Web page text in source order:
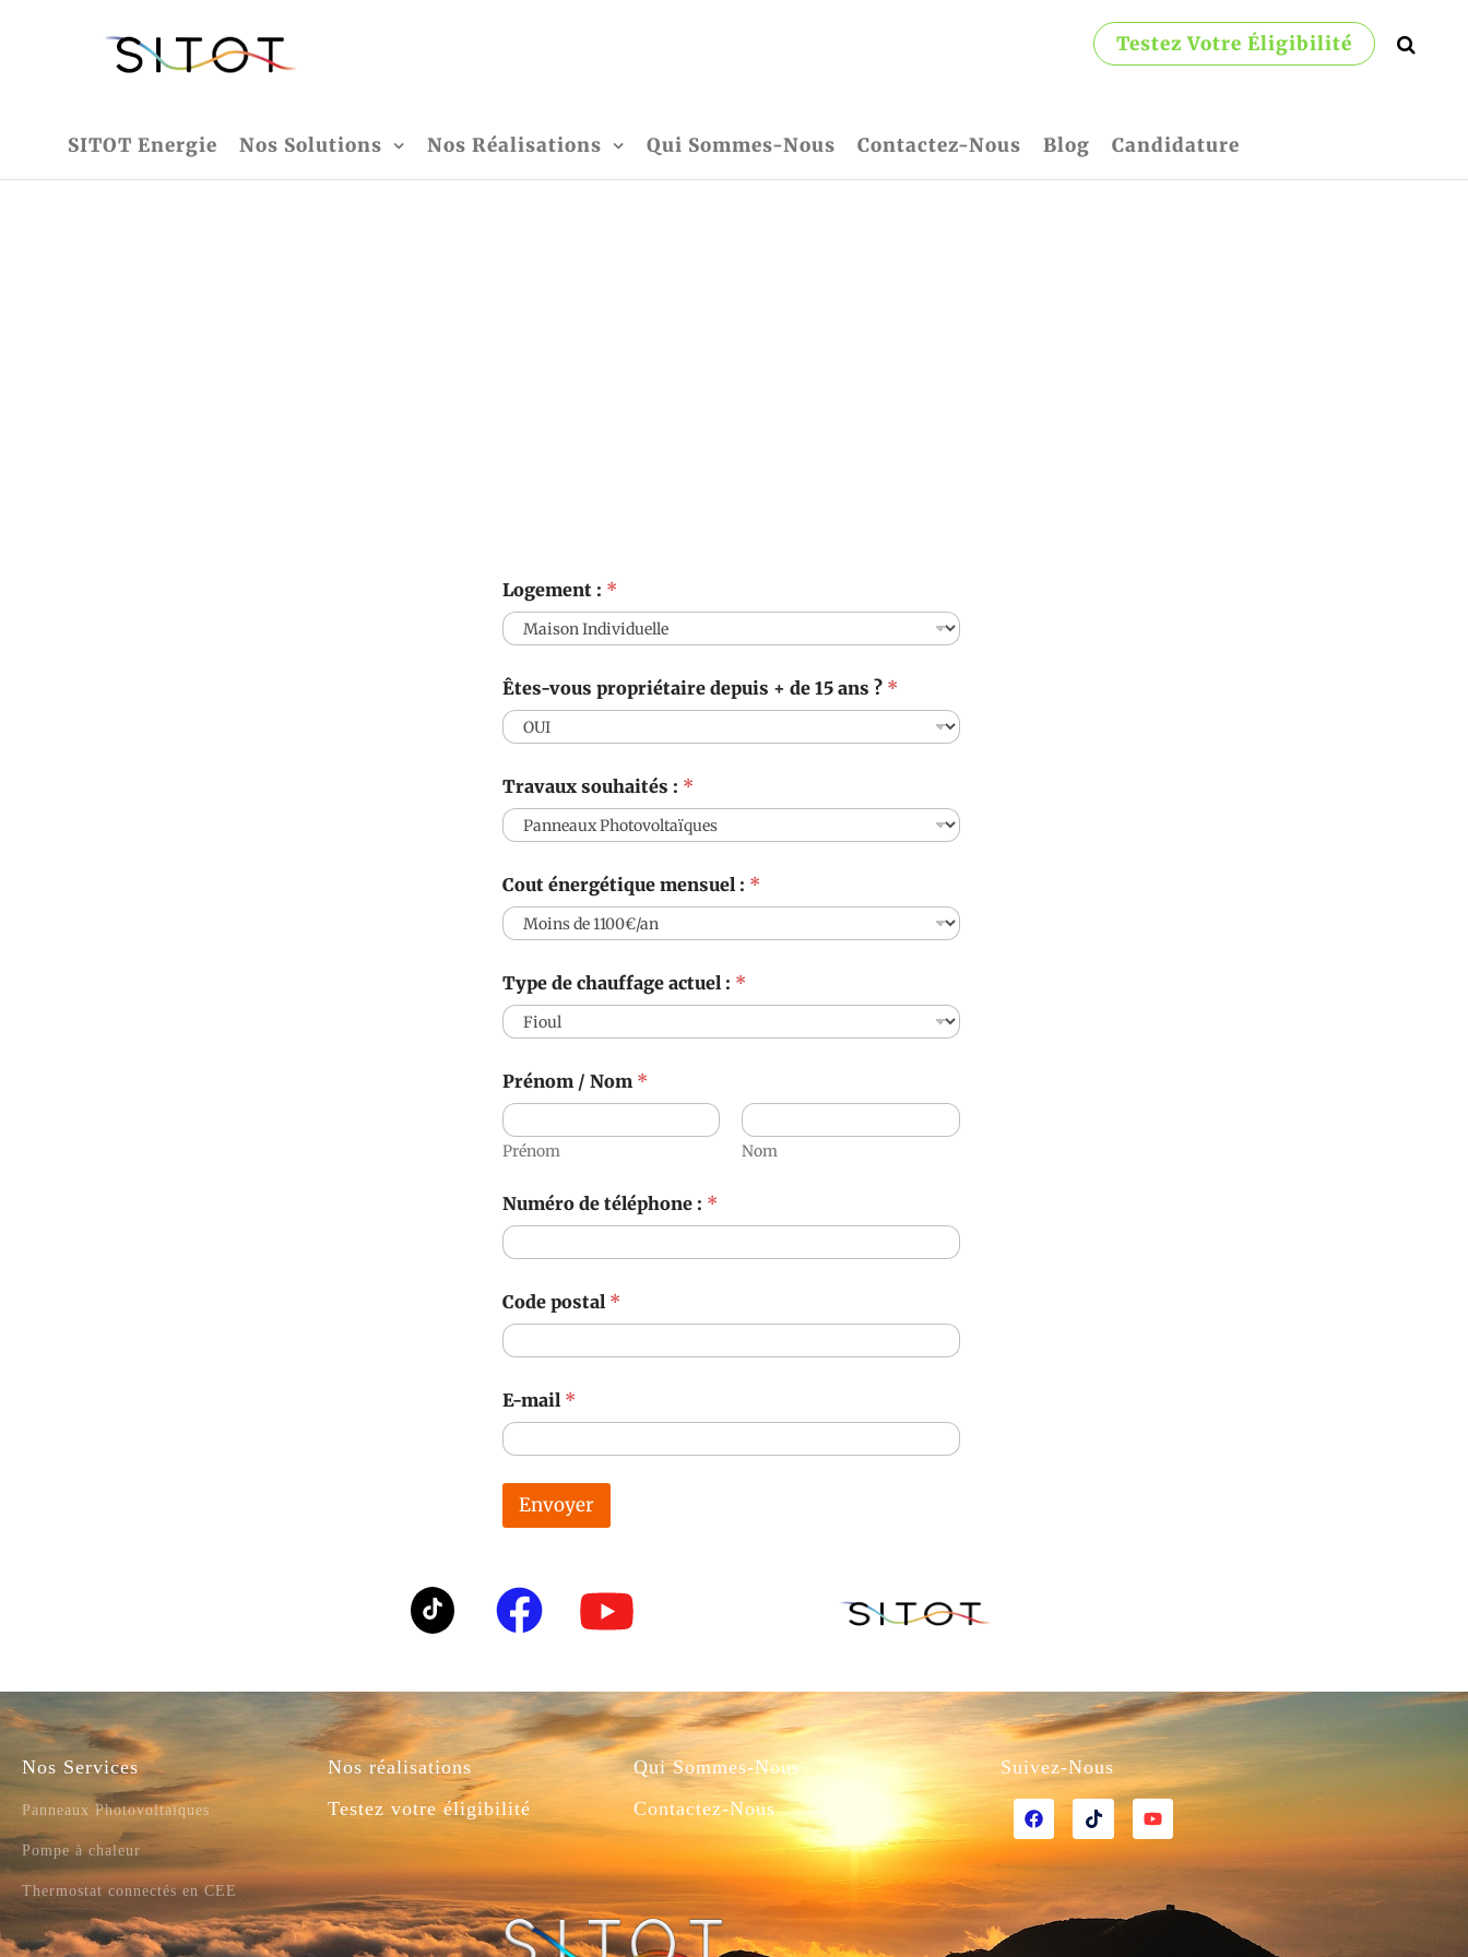
Testez Votre Éligibilité
SITOT Energie Nos Solutions Nos Réalisations Qui Sommes-Nous Contactez-Nous Blog Candidature
Logement : *
Êtes-vous propriétaire depuis + de 15 ans ? *
Travaux souhaités : *
Cout énergétique mensuel : *
Type de chauffage actuel : *
Prénom / Nom *
Prénom Nom
Numéro de téléphone : *
Code postal *
E-mail *
Envoyer
Nos Services
Panneaux Photovoltaïques
Pompe à chaleur
Thermostat connectés en CEE
Nos réalisations
Testez votre éligibilité
Qui Sommes-Nous
Contactez-Nous
Suivez-Nous